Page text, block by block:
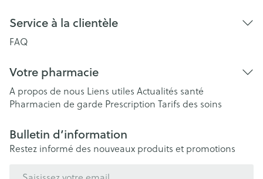
Service à la clientèle
FAQ
Votre pharmacie
A propos de nous Liens utiles Actualités santé
Pharmacien de garde Prescription Tarifs des soins
Bulletin d’information
Restez informé des nouveaux produits et promotions